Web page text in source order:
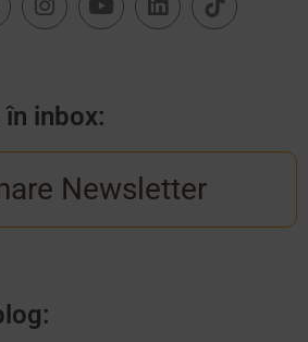
inbox:
Newsletter